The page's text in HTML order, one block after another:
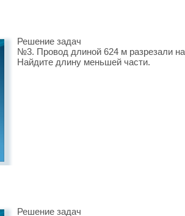
Решение задач
№3. Провод длиной 624 м разрезали на
Найдите длину меньшей части.
Решение задач